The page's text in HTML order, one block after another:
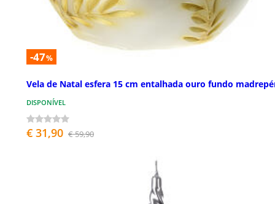
-47%
Vela de Natal esfera 15 cm entalhada ouro fundo
DISPONÍVEL
€ 31,90 € 59,90